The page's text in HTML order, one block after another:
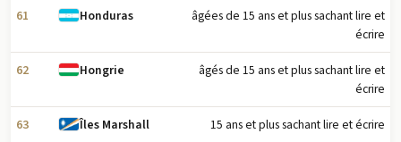
61 Honduras
âgées de 15 ans et plus sachant lire et
écrire
62 Hongrie
âgés de 15 ans et plus sachant lire et
écrire
63 Îles Marshall 15 ans et plus sachant lire et écrire